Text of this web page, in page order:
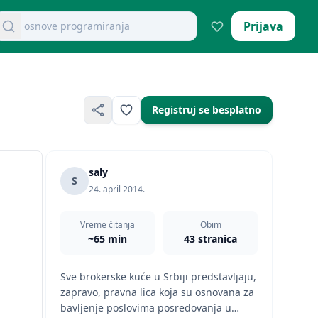
dokumente
osnove programiranja Prijava
Registruj se besplatno
S
saly
24. april 2014.
Vreme čitanja
~65 min
Obim
43 stranica
Sve brokerske kuće u Srbiji predstavljaju,
zapravo, pravna lica koja su osnovana za
bavljenje poslovima posredovanja u